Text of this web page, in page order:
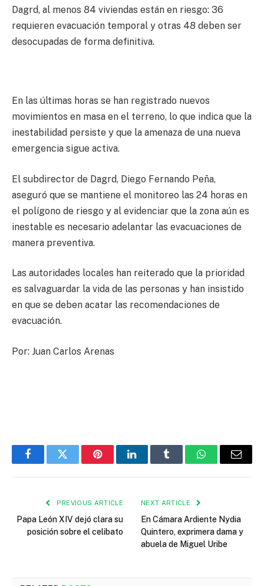
Dagrd, al menos 84 viviendas están en riesgo: 36
requieren evacuación temporal y otras 48 deben ser
desocupadas de forma definitiva.
En las últimas horas se han registrado nuevos
movimientos en masa en el terreno, lo que indica que la
inestabilidad persiste y que la amenaza de una nueva
emergencia sigue activa.
El subdirector de Dagrd, Diego Fernando Peña,
aseguró que se mantiene el monitoreo las 24 horas en
el polígono de riesgo y al evidenciar que la zona aún es
inestable es necesario adelantar las evacuaciones de
manera preventiva.
Las autoridades locales han reiterado que la prioridad
es salvaguardar la vida de las personas y han insistido
en que se deben acatar las recomendaciones de
evacuación.
Por: Juan Carlos Arenas
FacebookTwitter PinterestLinkedInTumblr WhatsAppEmail
PREVIOUS ARTICLE
Papa León XIV dejó clara su
posición sobre el celibato
NEXT ARTICLE
En Cámara Ardiente Nydia
Quintero, exprimera dama y
abuela de Miguel Uribe